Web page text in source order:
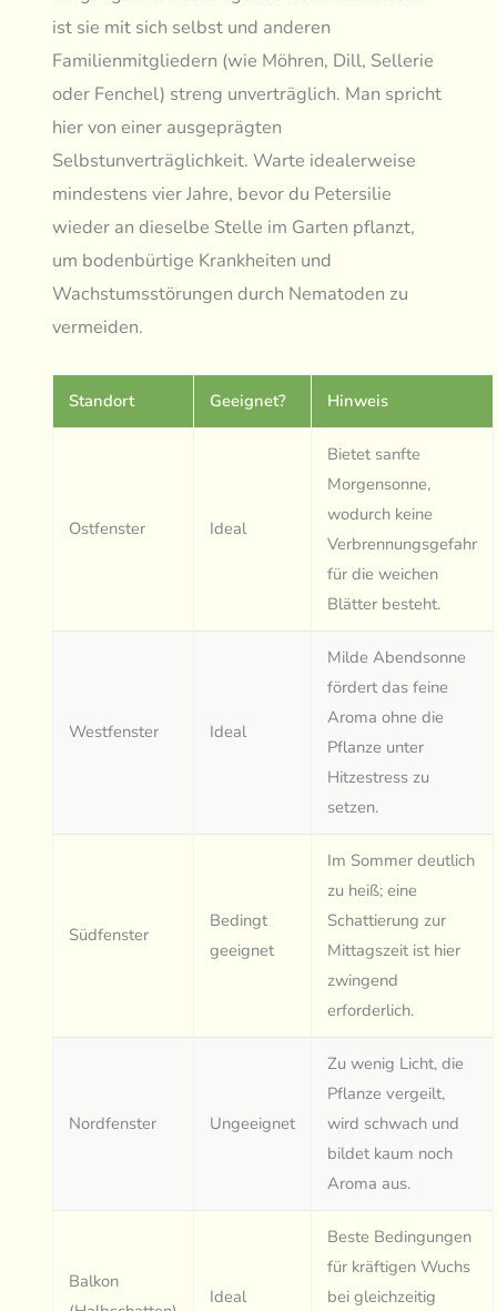
ist sie mit sich selbst und anderen
Familienmitgliedern (wie Möhren, Dill, Sellerie
oder Fenchel) streng unverträglich. Man spricht
hier von einer ausgeprägten
Selbstunverträglichkeit. Warte idealerweise
mindestens vier Jahre, bevor du Petersilie
wieder an dieselbe Stelle im Garten pflanzt,
um bodenbürtige Krankheiten und
Wachstumsstörungen durch Nematoden zu
vermeiden.
Standort Geeignet? Hinweis
Ostfenster Ideal
Bietet sanfte
Morgensonne,
wodurch keine
Verbrennungsgefahr
für die weichen
Blätter besteht.
Westfenster Ideal
Milde Abendsonne
fördert das feine
Aroma ohne die
Pflanze unter
Hitzestress zu
setzen.
Südfenster
Bedingt
geeignet
Im Sommer deutlich
zu heiß; eine
Schattierung zur
Mittagszeit ist hier
zwingend
erforderlich.
Nordfenster Ungeeignet
Zu wenig Licht, die
Pflanze vergeilt,
wird schwach und
bildet kaum noch
Aroma aus.
Balkon
Ideal
Beste Bedingungen
für kräftigen Wuchs
bei gleichzeitig